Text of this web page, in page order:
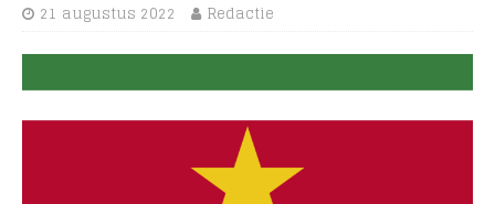
21 augustus 2022 Redactie